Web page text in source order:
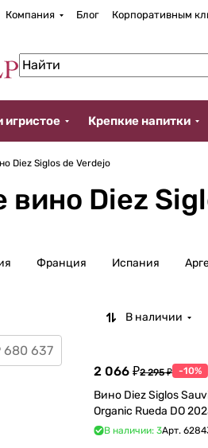
Компания Блог Корпоративным
Крепкие напитки
Diez Siglos de Verdejo
вино Diez
Франция Испания
В наличии
2 066 ₽2 295 ₽ -10%
Вино Diez Siglos Sauvignon Blanc
В наличии: 3Арт.